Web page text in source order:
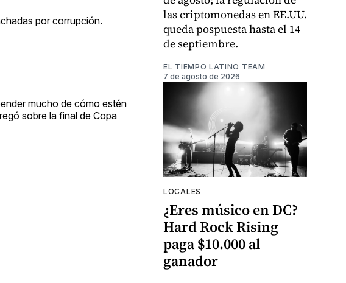
por corrupción.
mucho de cómo estén
sobre la final de Copa
las criptomonedas en EE.UU.
queda pospuesta hasta el 14
de septiembre.
EL TIEMPO LATINO TEAM
7 de agosto de 2026
LOCALES
¿Eres músico en DC?
Hard Rock Rising
paga $10.000 al
ganador